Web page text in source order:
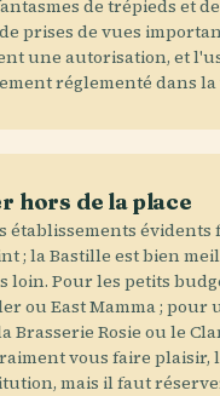
de trépieds et
prises de vues
une autorisation, et
réglementé dans
hors de la place
établissements évidents
; la Bastille est bien
loin. Pour les petits
ou East Mamma ; pour
Brasserie Rosie ou le
vous faire plaisir,
mais il faut